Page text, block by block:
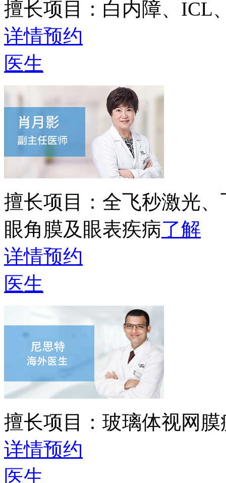
擅长项目： 白内障、ICL
详情预约
医生
擅长项目： 全飞秒激光
眼角膜及眼表疾病了解
详情预约
医生
擅长项目： 玻璃体视网
详情预约
医生